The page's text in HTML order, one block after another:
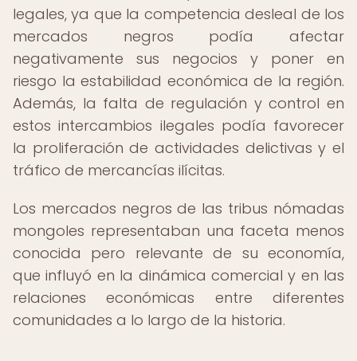
legales, ya que la competencia desleal de los
mercados negros podía afectar
negativamente sus negocios y poner en
riesgo la estabilidad económica de la región.
Además, la falta de regulación y control en
estos intercambios ilegales podía favorecer
la proliferación de actividades delictivas y el
tráfico de mercancías ilícitas.
Los mercados negros de las tribus nómadas
mongoles representaban una faceta menos
conocida pero relevante de su economía,
que influyó en la dinámica comercial y en las
relaciones económicas entre diferentes
comunidades a lo largo de la historia.